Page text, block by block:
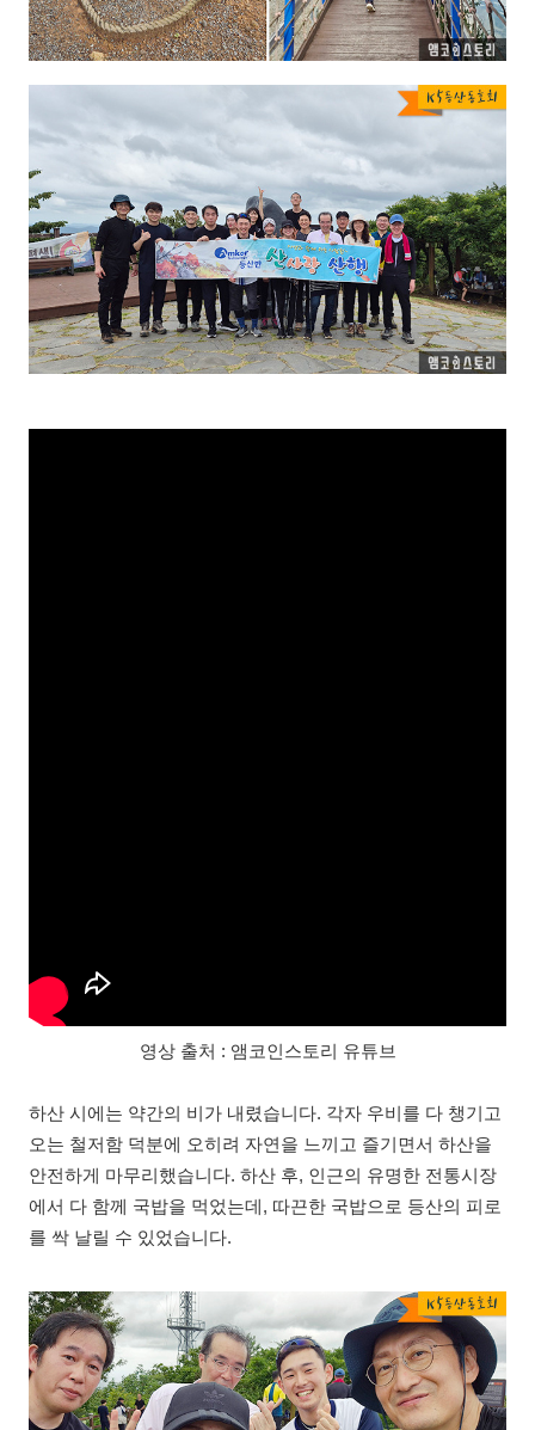
영상 출처 : 앰코인스토리 유튜브
하산 시에는 약간의 비가 내렸습니다. 각자 우비를 다 챙기고
오는 철저함 덕분에 오히려 자연을 느끼고 즐기면서 하산을
안전하게 마무리했습니다. 하산 후, 인근의 유명한 전통시장
에서 다 함께 국밥을 먹었는데, 따끈한 국밥으로 등산의 피로
를 싹 날릴 수 있었습니다.